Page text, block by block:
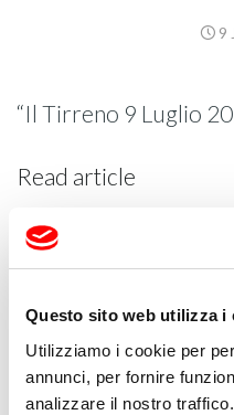
Questo sito web utilizza i
Utilizziamo i cookie per
annunci, per fornire
analizzare il nostro
9
“Il Tirreno 9 Luglio
Read article